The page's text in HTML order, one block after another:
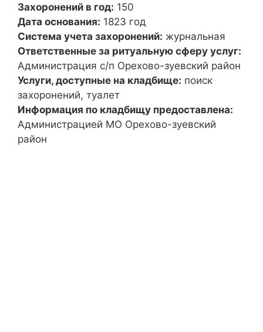
Захоронений в год: 150
Дата основания: 1823 год
Система учета захоронений: журнальная
Ответственные за ритуальную сферу услуг:
Администрация с/п Орехово-зуевский район
Услуги, доступные на кладбище: поиск
захоронений, туалет
Информация по кладбищу предоставлена:
Администрацией МО Орехово-зуевский
район